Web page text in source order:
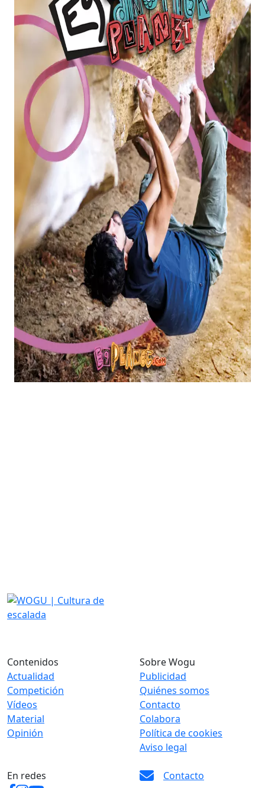
Contenidos
Actualidad
Competición
Vídeos
Material
Opinión
Sobre Wogu
Publicidad
Quiénes somos
Contacto
Colabora
Política de cookies
Aviso legal
En redes Contacto